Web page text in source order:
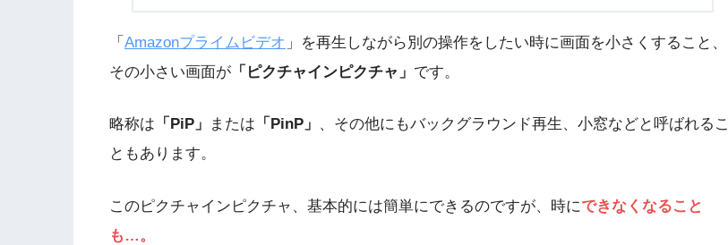
「 Amazonプライムビデオ 」を再生しながら別の操作をしたい時に画面を小さくすること、
その小さい画面が 「ピクチャインピクチャ」 です。
略称は 「PiP」 または 「PinP」 、その他にもバックグラウンド再生、小窓などと呼ばれるこ
ともあります。
このピクチャインピクチャ、基本的には簡単にできるのですが、時にできなくなること
も…。